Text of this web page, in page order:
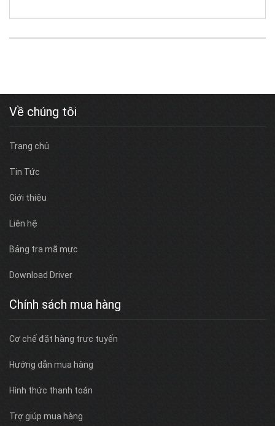
Về chúng tôi
Trang chủ
Tin Tức
Giới thiệu
Liên hệ
Bảng tra mã mực
Download Driver
Chính sách mua hàng
Cơ chế đặt hàng trực tuyến
Hướng dẫn mua hàng
Hình thức thanh toán
Trợ giúp mua hàng